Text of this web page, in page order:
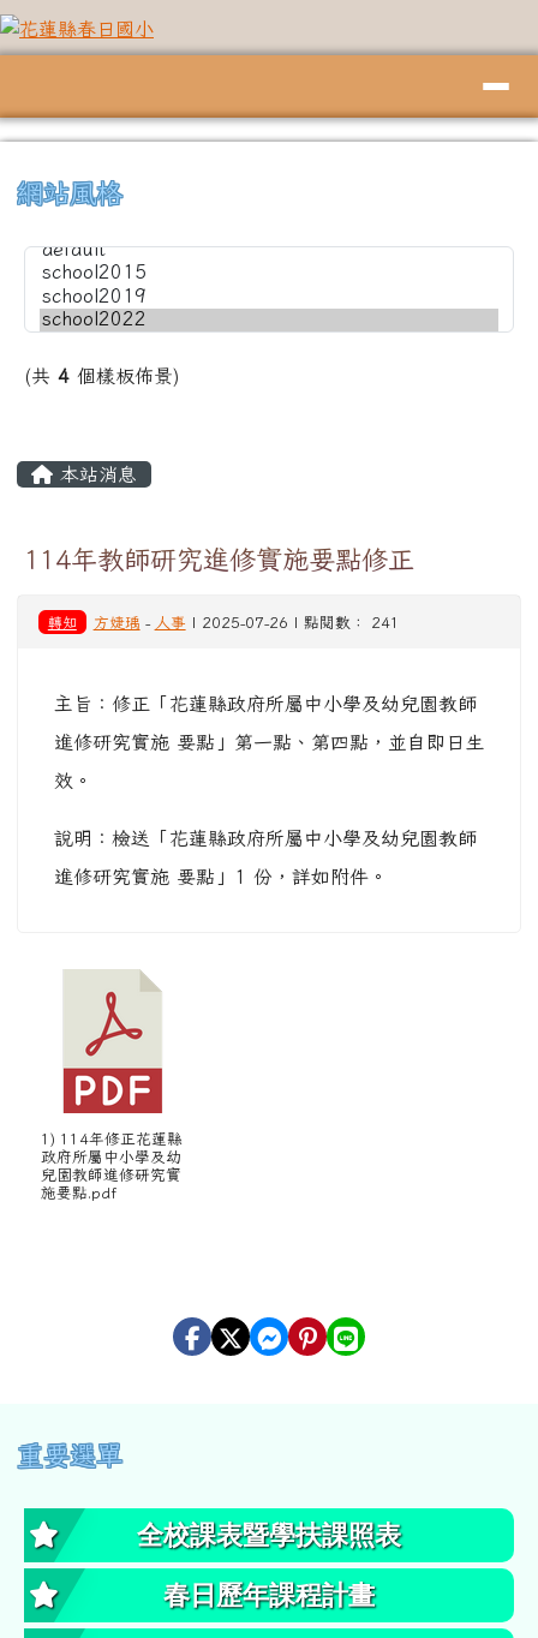
跳至主內容區
花蓮縣春日國小
網站風格
(共 4 個樣板佈景)
本站消息
114年教師研究進修實施要點修正
轉知 方婕瑀 - 人事 | 2025-07-26 | 點閱數： 241
主旨：修正「花蓮縣政府所屬中小學及幼兒園教師
進修研究實施 要點」第一點、第四點，並自即日生
效。
說明：檢送「花蓮縣政府所屬中小學及幼兒園教師
進修研究實施 要點」1 份，詳如附件。
1) 114年修正花蓮縣
政府所屬中小學及幼
兒園教師進修研究實
施要點.pdf
左邊區域內容
重要選單
全校課表暨學扶課照表
春日歷年課程計畫